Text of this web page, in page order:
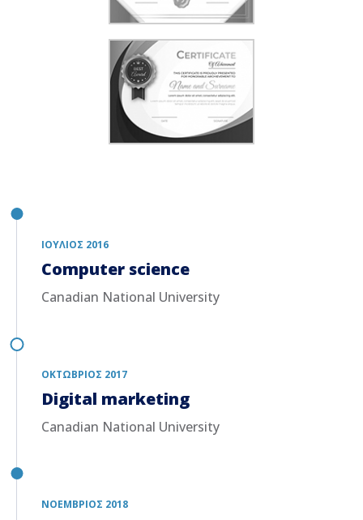
ΙΟΎΛΙΟΣ 2016
Computer science
Canadian National University
ΟΚΤΏΒΡΙΟΣ 2017
Digital marketing
Canadian National University
ΝΟΈΜΒΡΙΟΣ 2018